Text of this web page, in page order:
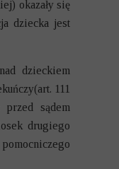
okazały się
dziecka jest
dzieckiem
111
przed sądem
drugiego